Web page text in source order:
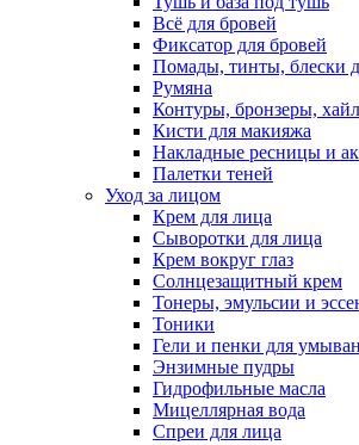
Всё для бровей
Фиксатор для бровей
Помады, тинты, блески
Румяна
Контуры, бронзеры,
Кисти для макияжа
Накладные ресницы и
Палетки теней
Уход за лицом
Крем для лица
Сыворотки для лица
Крем вокруг глаз
Солнцезащитный крем
Тонеры, эмульсии и
Тоники
Гели и пенки для
Энзимные пудры
Гидрофильные масла
Мицеллярная вода
Спреи для лица